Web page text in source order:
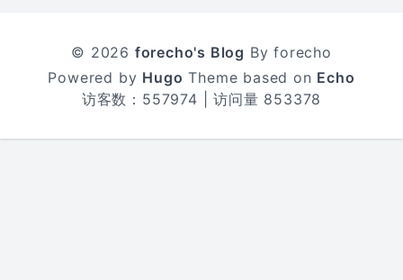
© 2026 forecho's Blog By forecho
Powered by Hugo Theme based on Echo
访客数： 557974 | 访问量 853378